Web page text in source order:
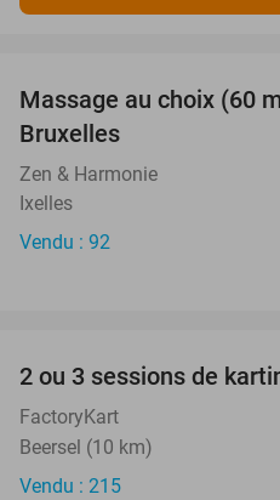
Massage au choix (60
Bruxelles
Zen & Harmonie
Ixelles
Vendu : 92
2 ou 3 sessions de
FactoryKart
Beersel (10 km)
Vendu : 215